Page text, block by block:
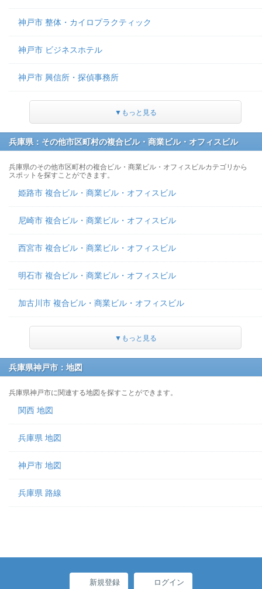
神戸市 整体・カイロプラクティック
神戸市 ビジネスホテル
神戸市 興信所・探偵事務所
▼もっと見る
兵庫県：その他市区町村の複合ビル・商業ビル・オフィスビル
兵庫県のその他市区町村の複合ビル・商業ビル・オフィスビルカテゴリから
スポットを探すことができます。
姫路市 複合ビル・商業ビル・オフィスビル
尼崎市 複合ビル・商業ビル・オフィスビル
西宮市 複合ビル・商業ビル・オフィスビル
明石市 複合ビル・商業ビル・オフィスビル
加古川市 複合ビル・商業ビル・オフィスビル
▼もっと見る
兵庫県神戸市：地図
兵庫県神戸市に関連する地図を探すことができます。
関西 地図
兵庫県 地図
神戸市 地図
兵庫県 路線
新規登録 ログイン